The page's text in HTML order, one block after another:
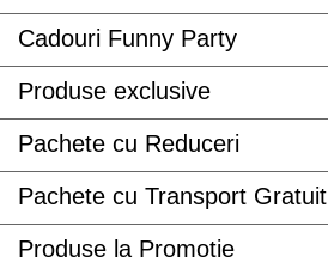
Cadouri Funny Party
Produse exclusive
Pachete cu Reduceri
Pachete cu Transport Gratuit
Produse la Promotie